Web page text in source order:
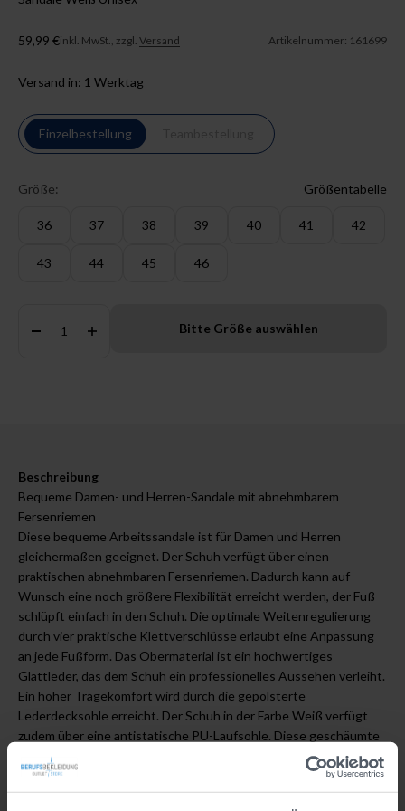
Angebot
59,99 €inkl. MwSt., zzgl. Versand Artikelnummer: 161699
Versand in: 1 Werktag
Einzelbestellung
Größe: Größentabelle
36 37 38 39 40 41 42
43 44 45 46
Bitte Größe auswählen
Beschreibung
Bequeme Damen- und Herren-Sandale mit abnehmbarem
Fersenriemen
Diese bequeme Arbeitssandale ist für Damen und Herren
gleichermaßen geeignet. Der Schuh verfügt über einen
praktischen abnehmbaren Fersenriemen. Dadurch kann auf
Wunsch eine noch größere Flexibilität erreicht werden, der Fuß
schlüpft einfach in den Schuh. Die optimale Weitenregulierung
durch vier praktische Klettverschlüsse erlaubt eine Anpassung
an jede Fußform. Das Obermaterial ist ein hochwertiges
Glattleder, das dem Schuh ein professionelles Aussehen verleiht.
Ein hoher Tragekomfort wird durch die gepolsterte
Lederdecksohle erreicht. Der Schuh in der Farbe Weiß verfügt
zudem über eine antistatische PU-Laufsohle. Diese geschäumte
Sohle ist besonders leicht und trageangenehm.